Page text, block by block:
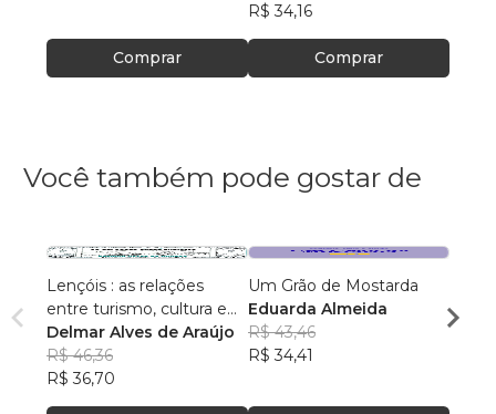
Comprar
R$ 34,16
Comprar
Você também pode gostar de
Lençóis : as relações
entre turismo, cultura e
ambiente
Delmar Alves de Araújo
R$ 46,36
R$ 36,70
Um Grão de Mostarda
Eduarda Almeida
R$ 43,46
R$ 34,41
Aulas